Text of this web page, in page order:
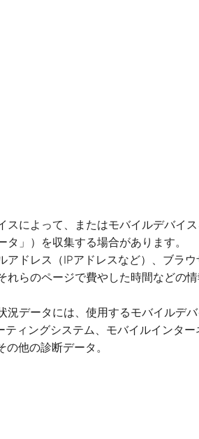
によって、またはモバイルデバイ
」）を収集する場合があります。
ドレス（IPアドレスなど）、ブラ
らのページで費やした時間などの
データには、使用するモバイルデ
ィングシステム、モバイルインタ
他の診断データ。